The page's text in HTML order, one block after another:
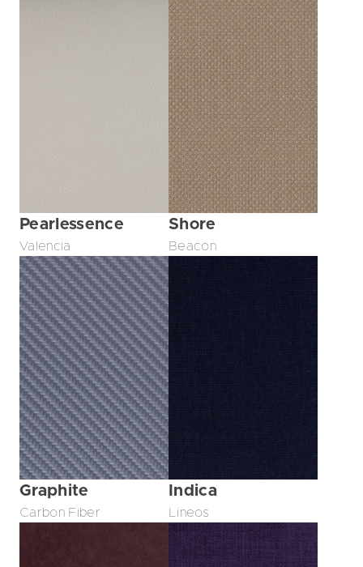
Pearlessence
Valencia
Shore
Beacon
Graphite
Carbon Fiber
Indica
Lineos